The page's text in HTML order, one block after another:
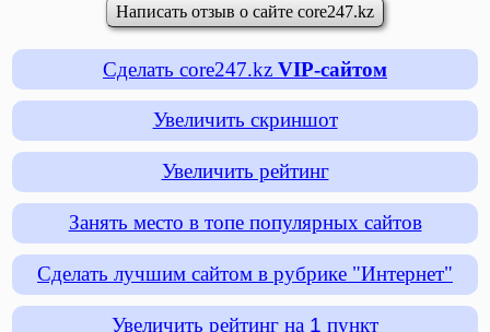
Написать отзыв о сайте core247.kz
Сделать core247.kz VIP-сайтом
Увеличить скриншот
Увеличить рейтинг
Занять место в топе популярных сайтов
Сделать лучшим сайтом в рубрике "Интернет"
Увеличить рейтинг на 1 пункт